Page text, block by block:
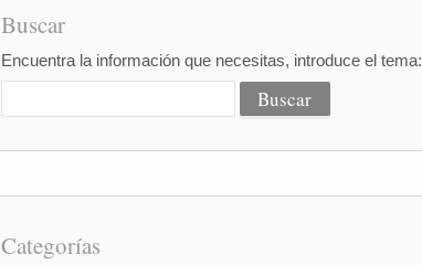
Buscar
Encuentra la información que necesitas, introduce el tema:
Categorías